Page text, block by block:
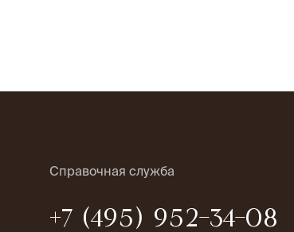
Справочная служба
+7 (495) 952-34-08